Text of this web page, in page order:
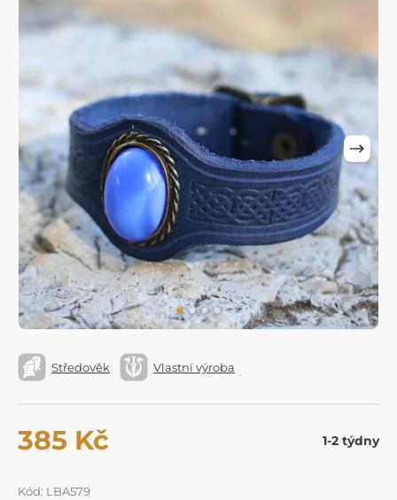
Středověk Vlastní výroba
385 Kč 1-2 týdny
Kód: LBA579